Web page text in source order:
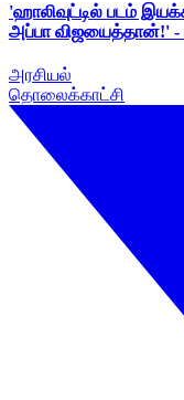
'ஹாலிவுட்டில் படம்
அப்பா விஜயைத்தான்!'
அரசியல்
தொலைக்காட்சி